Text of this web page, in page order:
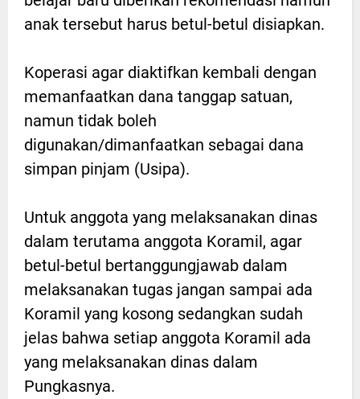
anak tersebut harus betul-betul disiapkan.
Koperasi agar diaktifkan kembali dengan
memanfaatkan dana tanggap satuan,
namun tidak boleh
digunakan/dimanfaatkan sebagai dana
simpan pinjam (Usipa).
Untuk anggota yang melaksanakan dinas
dalam terutama anggota Koramil, agar
betul-betul bertanggungjawab dalam
melaksanakan tugas jangan sampai ada
Koramil yang kosong sedangkan sudah
jelas bahwa setiap anggota Koramil ada
yang melaksanakan dinas dalam
Pungkasnya.